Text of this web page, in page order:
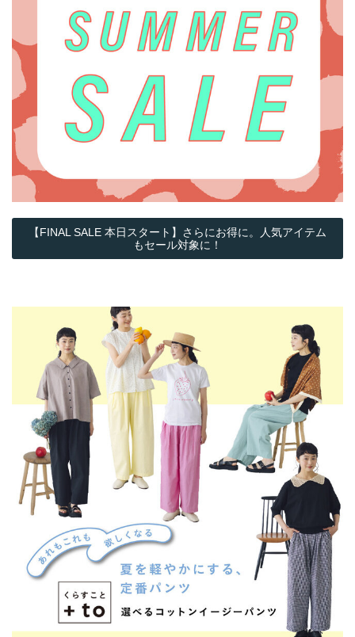
【FINAL SALE 本日スタート】さらにお得に。人気アイテム
もセール対象に！